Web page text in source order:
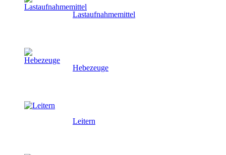
Lastaufnahmemittel
Hebezeuge
Leitern